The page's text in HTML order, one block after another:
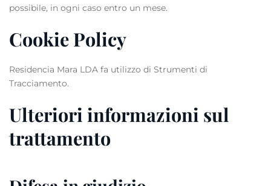
possibile, in ogni caso entro un mese.
Cookie Policy
Residencia Mara LDA fa utilizzo di Strumenti di
Tracciamento.
Ulteriori informazioni sul
trattamento